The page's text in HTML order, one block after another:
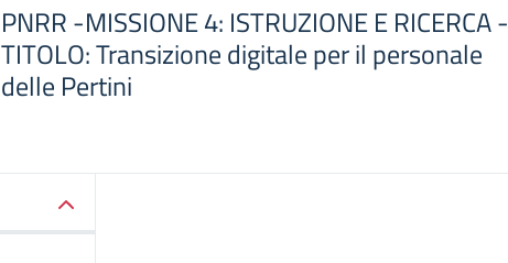
PNRR -MISSIONE 4: ISTRUZIONE E RICERCA -
TITOLO: Transizione digitale per il personale
delle Pertini